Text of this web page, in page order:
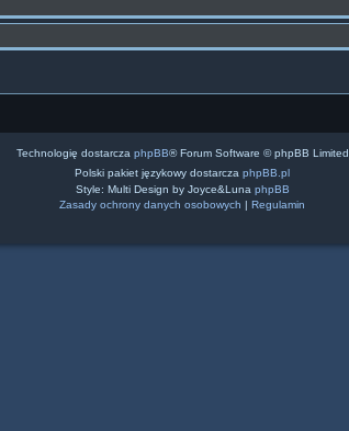
Technologię dostarcza phpBB® Forum Software © phpBB Limited
Polski pakiet językowy dostarcza phpBB.pl
Style: Multi Design by Joyce&Luna phpBB
Zasady ochrony danych osobowych | Regulamin